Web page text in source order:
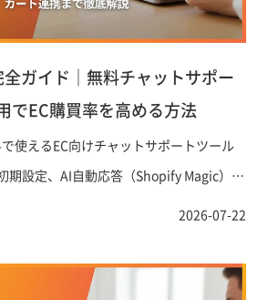
ガイド｜無料チャットサポー
でEC購買率を高める方法
使えるEC向けチャットサポートツール
期設定、AI自動応答（Shopify Magic）の
使ったパーソナライズ対応、チャット経
2026-07-22